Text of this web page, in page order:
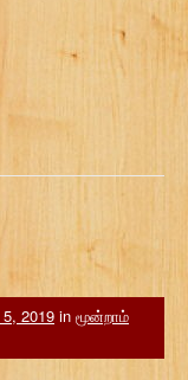
5, 2019 in மூன்றாம்